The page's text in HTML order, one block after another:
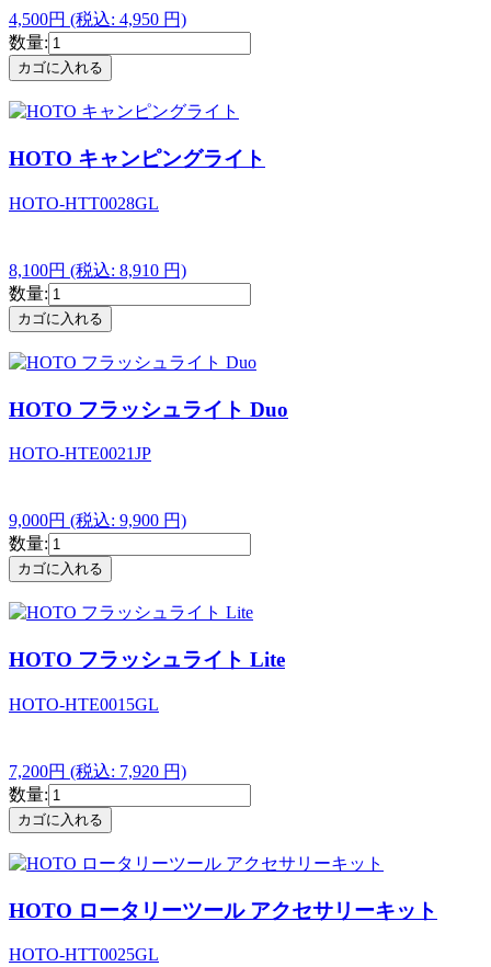
4,500円 (税込: 4,950 円)
数量:
HOTO キャンピングライト
HOTO-HTT0028GL
8,100円 (税込: 8,910 円)
数量:
HOTO フラッシュライト Duo
HOTO-HTE0021JP
9,000円 (税込: 9,900 円)
数量:
HOTO フラッシュライト Lite
HOTO-HTE0015GL
7,200円 (税込: 7,920 円)
数量:
HOTO ロータリーツール アクセサリーキット
HOTO-HTT0025GL